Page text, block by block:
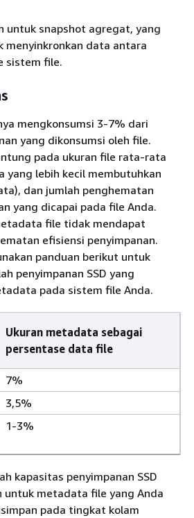
untuk snapshot agregat, yang
menyinkronkan data antara
sistem file.
mengkonsumsi 3-7% dari
yang dikonsumsi oleh file.
pada ukuran file rata-rata
yang lebih kecil membutuhkan
dan jumlah penghematan
yang dicapai pada file Anda.
file tidak mendapat
efisiensi penyimpanan.
panduan berikut untuk
penyimpanan SSD yang
pada sistem file Anda.
Ukuran metadata sebagai
persentase data file
7%
3,5%
1-3%
kapasitas penyimpanan SSD
untuk metadata file yang Anda
pada tingkat kolam